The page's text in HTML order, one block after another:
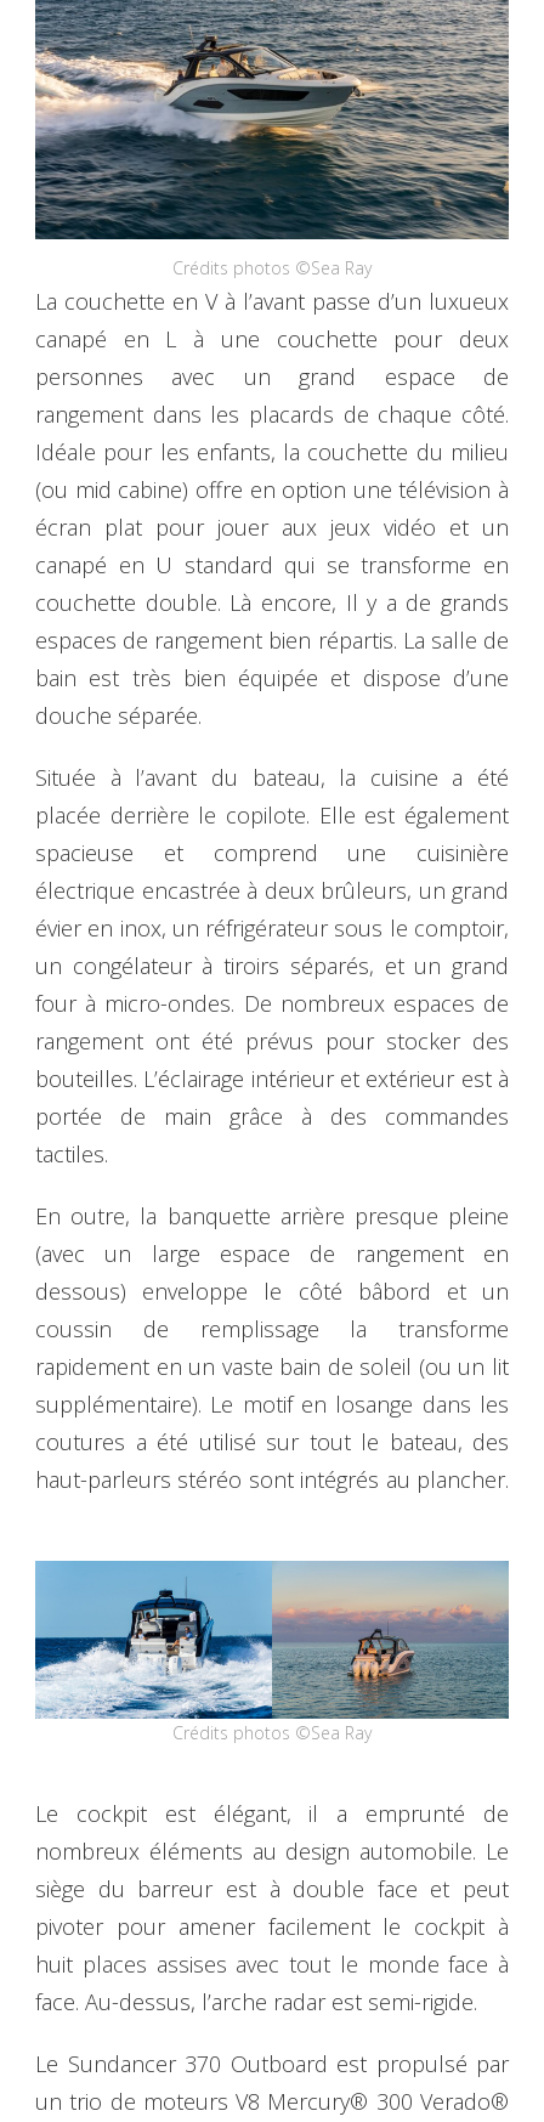
Crédits photos ©Sea Ray
La couchette en V à l’avant passe d’un luxueux
canapé en L à une couchette pour deux
personnes avec un grand espace de
rangement dans les placards de chaque côté.
Idéale pour les enfants, la couchette du milieu
(ou mid cabine) offre en option une télévision à
écran plat pour jouer aux jeux vidéo et un
canapé en U standard qui se transforme en
couchette double. Là encore, Il y a de grands
espaces de rangement bien répartis. La salle de
bain est très bien équipée et dispose d’une
douche séparée.
Située à l’avant du bateau, la cuisine a été
placée derrière le copilote. Elle est également
spacieuse et comprend une cuisinière
électrique encastrée à deux brûleurs, un grand
évier en inox, un réfrigérateur sous le comptoir,
un congélateur à tiroirs séparés, et un grand
four à micro-ondes. De nombreux espaces de
rangement ont été prévus pour stocker des
bouteilles. L’éclairage intérieur et extérieur est à
portée de main grâce à des commandes
tactiles.
En outre, la banquette arrière presque pleine
(avec un large espace de rangement en
dessous) enveloppe le côté bâbord et un
coussin de remplissage la transforme
rapidement en un vaste bain de soleil (ou un lit
supplémentaire). Le motif en losange dans les
coutures a été utilisé sur tout le bateau, des
haut-parleurs stéréo sont intégrés au plancher.
Crédits photos ©Sea Ray
Le cockpit est élégant, il a emprunté de
nombreux éléments au design automobile. Le
siège du barreur est à double face et peut
pivoter pour amener facilement le cockpit à
huit places assises avec tout le monde face à
face. Au-dessus, l’arche radar est semi-rigide.
Le Sundancer 370 Outboard est propulsé par
un trio de moteurs V8 Mercury® 300 Verado®